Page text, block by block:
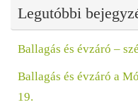
Legutóbbi
Ballagás és évzáró –
Ballagás és évzáró a
19.